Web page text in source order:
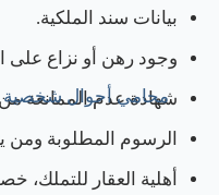
محامي أحوال شخصية
بيانات سند الملكية.
وجود رهن أو نزاع على
شهادة عدم الممانعة
الرسوم المطلوبة ومن
أهلية العقار للتملك،